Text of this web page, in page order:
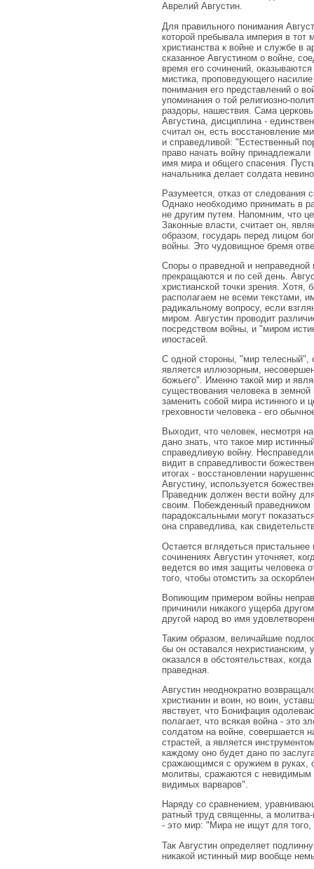
Аврелий Августин.
Для правильного понимания
которой пребывала империя в тот
христианства к войне и службе в
сказанное Августином о войне,
время его сочинений,
мистика, проповедующего
понимания его представлений о
упоминания о той религиозно-
раздоры, нашествия. Сама
Августина, дисциплина -
считал он, есть восстановление
и справедливой: "Естественный
право начать войну
имя мира и общего спасения.
начальника делает солдата
Разумеется, отказ от следования
Однако необходимо принимать в
не другим путем. Напомним, что
Законные власти, считает он,
образом, государь перед лицом
войны. Это чудовищное бремя
Споры о праведной и неправедной
прекращаются и по сей день.
христианской точки зрения.
располагаем не всеми текстами,
радикальному вопросу, если
миром. Августин проводит
посредством войны, и "миром
ипостасей.
С одной стороны, "мир телесный",
является иллюзорным,
божьего". Именно такой мир и
существования человека в
заменить собой мира истинного и
греховности человека - его
Выходит, что человек, несмотря
дано знать, что такое мир
справедливую войну.
видит в справедливости
итогах - восстановлении
Августину, используется
Праведник должен вести войну
своим. Побежденный праведником
парадоксальными могут
она справедлива, как
Остается вглядеться
сочинениях Августин уточняет,
ведется во имя защиты человека
того, чтобы отомстить за
Вопиющим примером войны
причинили никакого ущерба
другой народ во имя
Таким образом, величайшие
бы он оставался нехристианским,
оказался в обстоятельствах,
праведная.
Августин неоднократно
христианин и воин, но воин,
явствует, что Бонифация
полагает, что всякая война - это
солдатом на войне, совершается
страстей, а является
каждому оно будет дано по
сражающимся с оружием в руках,
молитвы, сражаются с невидимым
видимых варваров".
Наряду со сравнением,
ратный труд священны, а молитва-
- это мир: "Мира не ищут для того,
Так Августин определяет
никакой истинный мир вообще